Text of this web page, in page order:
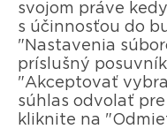
svojom práve
s účinnosťou do
"Nastavenia
príslušný
"Akceptovať
súhlas odvolať
kliknite na